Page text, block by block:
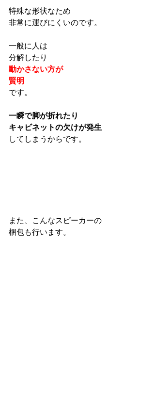
特殊な形状なため
非常に運びにくいのです。
一般に人は
分解したり
動かさない方が
賢明
です。
一瞬で脚が折れたり
キャビネットの欠けが発生
してしまうからです。
また、こんなスピーカーの
梱包も行います。